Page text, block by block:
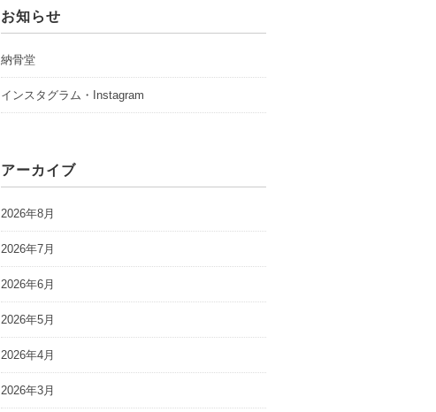
お知らせ
納骨堂
インスタグラム・Instagram
アーカイブ
2026年8月
2026年7月
2026年6月
2026年5月
2026年4月
2026年3月